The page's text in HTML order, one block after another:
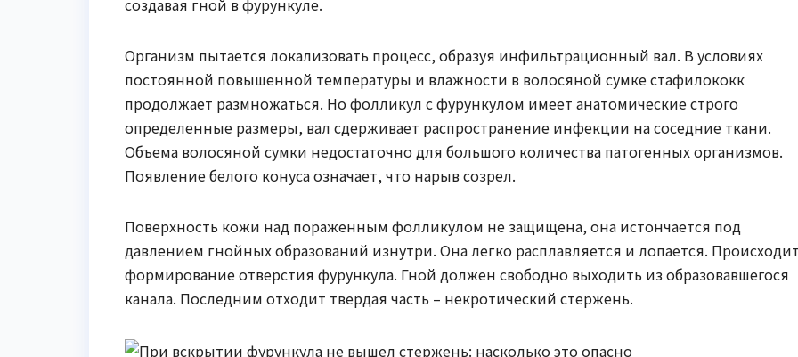
создавая гной в фурункуле.
Организм пытается локализовать процесс, образуя инфильтрационный вал. В условиях
постоянной повышенной температуры и влажности в волосяной сумке стафилококк
продолжает размножаться. Но фолликул с фурункулом имеет анатомические строго
определенные размеры, вал сдерживает распространение инфекции на соседние ткани.
Объема волосяной сумки недостаточно для большого количества патогенных организмов.
Появление белого конуса означает, что нарыв созрел.
Поверхность кожи над пораженным фолликулом не защищена, она истончается под
давлением гнойных образований изнутри. Она легко расплавляется и лопается.
формирование отверстия фурункула. Гной должен свободно выходить из образовавшегося
канала. Последним отходит твердая часть – некротический стержень.